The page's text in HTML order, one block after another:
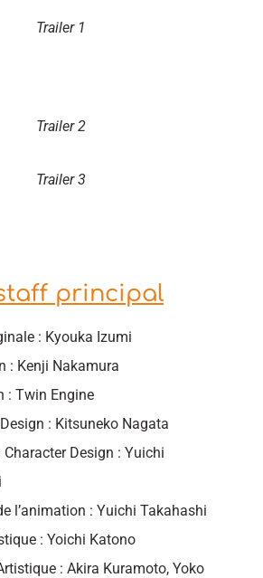
Trailer 1
Trailer 2
Trailer 3
principal
: Kyouka Izumi
: Kenji Nakamura
: Twin Engine
: Kitsuneko Nagata
Design : Yuichi
l’animation : Yuichi Takahashi
: Yoichi Katono
: Akira Kuramoto, Yoko